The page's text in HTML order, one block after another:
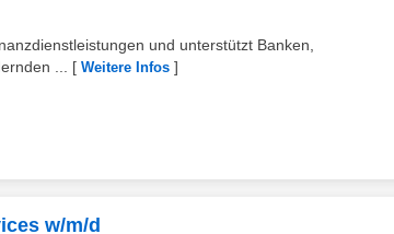
und unterstützt Banken,
... [ Weitere Infos ]
w/m/d